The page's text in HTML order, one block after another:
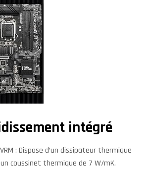
intégré
: Dispose d’un dissipateur thermique
coussinet thermique de 7 W/mK.